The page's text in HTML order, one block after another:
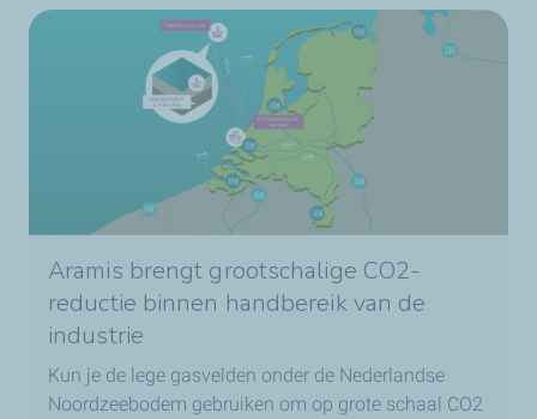
Aramis brengt grootschalige CO2-
reductie binnen handbereik van de
industrie
Kun je de lege gasvelden onder de Nederlandse
Noordzeebodem gebruiken om op grote schaal CO2